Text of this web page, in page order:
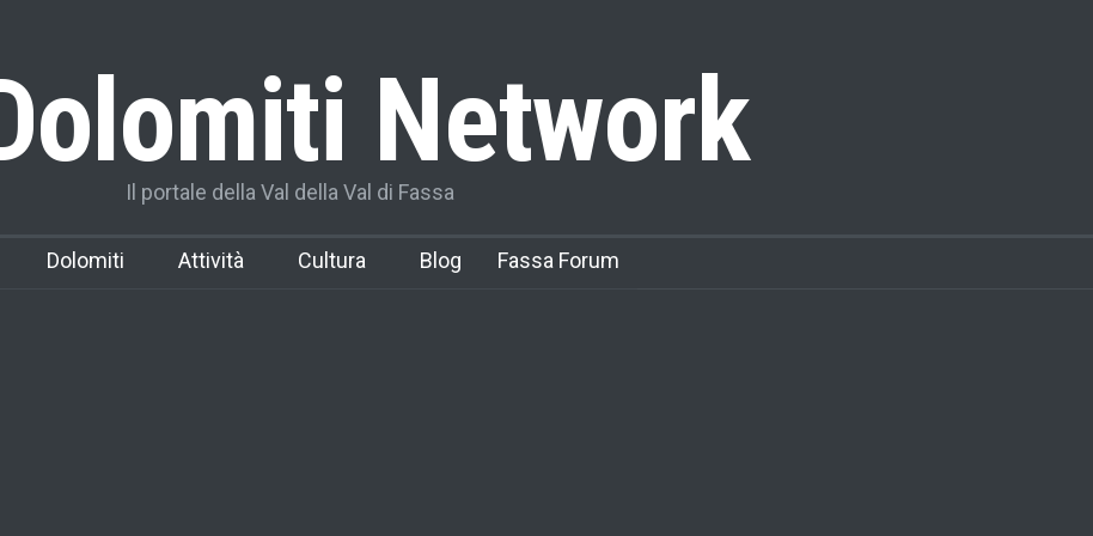
Network
Il portale della Val della Val di Fassa
Dolomiti Attività Cultura Blog Fassa Forum